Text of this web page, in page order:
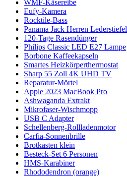
WMF-Käsereibe
Eufy-Kamera
Rocktile-Bass
Panama Jack Herren Lederstiefel
120-Tage Rasendünger
Philips Classic LED E27 Lampe
Borbone Kaffeekapseln
Smartes Heizkörperthermostat
Sharp 55 Zoll 4K UHD TV
Reparatur-Mörtel
Apple 2023 MacBook Pro
Ashwaganda Extrakt
Mikrofaser-Wischmopp
USB C Adapter
Schellenberg-Rollladenmotor
Carfia-Sonnenbrille
Brotkasten klein
Besteck-Set 6 Personen
HMS-Karabiner
Rhododendron (orange)